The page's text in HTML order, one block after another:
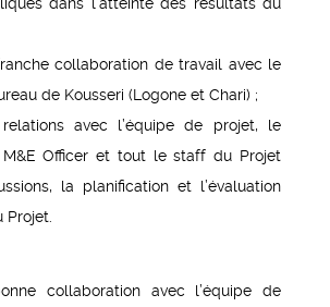
collaboration de travail avec le
de Kousseri (Logone et Chari) ;
avec l’équipe de projet, le
Officer et tout le staff du Projet
la planification et l’évaluation
Projet.
collaboration avec l’équipe de